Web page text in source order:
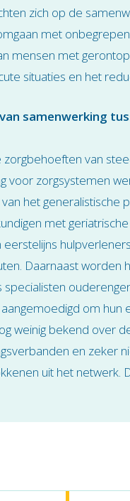
zich op de
met
mensen met
situaties en het
samenwerking
zorgbehoeften van
voor zorgsystemen
het generalistische
met
eerstelijns
Daarnaast worden
specialisten
om hun
weinig bekend over
en zeker
uit het netwerk.